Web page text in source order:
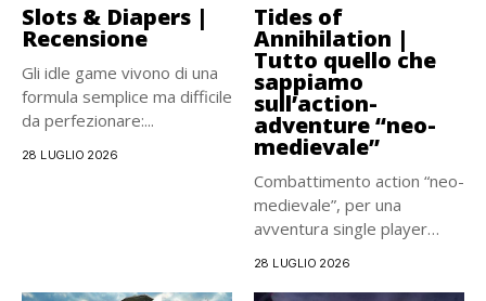
Slots & Diapers |
Recensione
Gli idle game vivono di una
formula semplice ma difficile
da perfezionare:...
28 LUGLIO 2026
Tides of
Annihilation |
Tutto quello che
sappiamo
sull’action-
adventure “neo-
medievale”
Combattimento action “neo-
medievale”, per una
avventura single player
28 LUGLIO 2026